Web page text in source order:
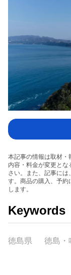
本記事の情報は取材・
内容・料金が変更と
さい。また、記事には
す。商品の購入、予約
します。
Keywords
徳島県 徳島・